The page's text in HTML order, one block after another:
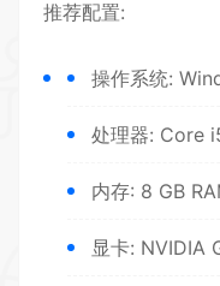
推荐配置:
操作系统:
处理器: Core
内存: 8 GB
显卡: NVIDIA